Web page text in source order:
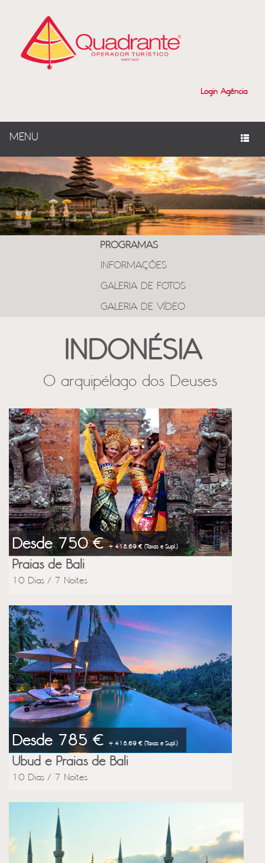
Login Agência
MENU
PROGRAMAS
INFORMAÇÕES
GALERIA DE FOTOS
GALERIA DE VÍDEO
INDONÉSIA
O arquipélago dos Deuses
Desde 750 €+ 418.69 € (Taxas e Supl.)
Praias de Bali
10 Dias / 7 Noites
Desde 785 € + 418.69 € (Taxas e Supl.)
Ubud e Praias de Bali
10 Dias / 7 Noites